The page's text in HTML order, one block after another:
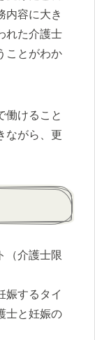
内容に大き
れた介護士
ことがわか
働けること
ながら、更
（介護士限
娠するタイ
士と妊娠の